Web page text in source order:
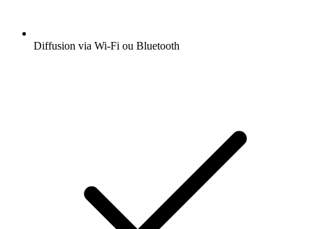
Diffusion via Wi-Fi ou Bluetooth